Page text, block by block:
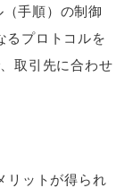
手順）の制御
るプロトコルを
取引先に合わせ
リットが得られ